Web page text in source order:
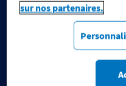
sur nos partenaires.